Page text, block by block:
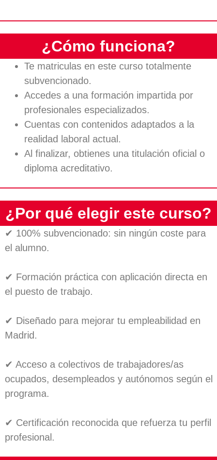
¿Cómo funciona?
Te matriculas en este curso totalmente
subvencionado.
Accedes a una formación impartida por
profesionales especializados.
Cuentas con contenidos adaptados a la
realidad laboral actual.
Al finalizar, obtienes una titulación oficial o
diploma acreditativo.
¿Por qué elegir este curso?
✔ 100% subvencionado: sin ningún coste para
el alumno.
✔ Formación práctica con aplicación directa en
el puesto de trabajo.
✔ Diseñado para mejorar tu empleabilidad en
Madrid.
✔ Acceso a colectivos de trabajadores/as
ocupados, desempleados y autónomos según el
programa.
✔ Certificación reconocida que refuerza tu perfil
profesional.